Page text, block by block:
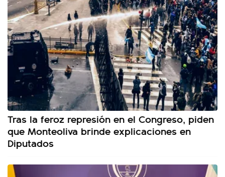
Tras la feroz represión en el Congreso, piden
que Monteoliva brinde explicaciones en
Diputados